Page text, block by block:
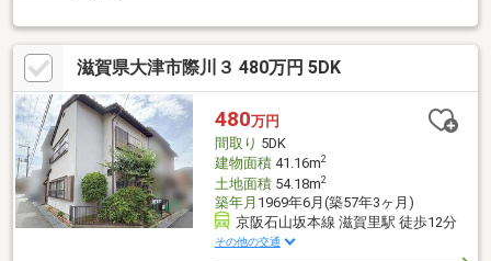
滋賀県大津市際川３ 480万円 5DK
480万円
間取り 5DK
建物面積41.16m2
土地面積54.18m2
築年月 1969年6月(築57年3ヶ月)
京阪石山坂本線 滋賀里駅 徒歩12分
その他の交通